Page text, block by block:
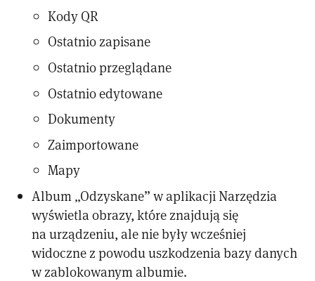
Kody QR
Ostatnio zapisane
Ostatnio przeglądane
Ostatnio edytowane
Dokumenty
Zaimportowane
Mapy
Album „Odzyskane” w aplikacji Narzędzia
wyświetla obrazy, które znajdują się
na urządzeniu, ale nie były wcześniej
widoczne z powodu uszkodzenia bazy danych
w zablokowanym albumie.